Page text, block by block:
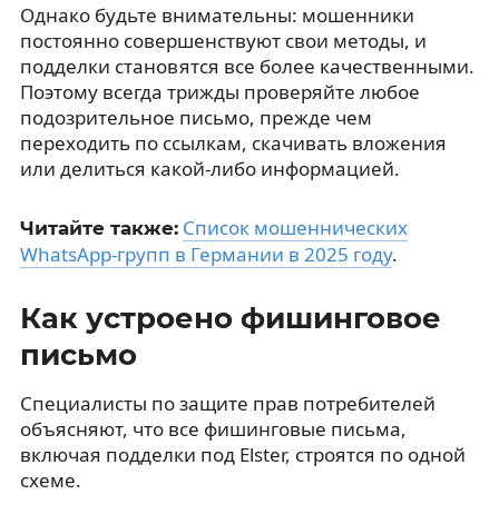
Однако будьте внимательны: мошенники
постоянно совершенствуют свои методы, и
подделки становятся все более качественными.
Поэтому всегда трижды проверяйте любое
подозрительное письмо, прежде чем
переходить по ссылкам, скачивать вложения
или делиться какой-либо информацией.
Читайте также: Список мошеннических
WhatsApp-групп в Германии в 2025 году.
Как устроено фишинговое
письмо
Специалисты по защите прав потребителей
объясняют, что все фишинговые письма,
включая подделки под Elster, строятся по одной
схеме.